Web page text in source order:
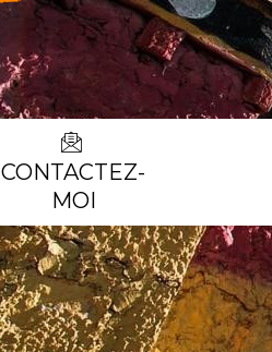
CONTACTEZ-
MOI